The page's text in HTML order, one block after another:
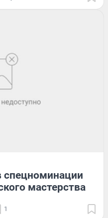
мастерства
1